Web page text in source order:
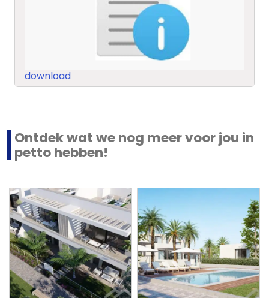
download
Ontdek wat we nog meer voor jou in
petto hebben!